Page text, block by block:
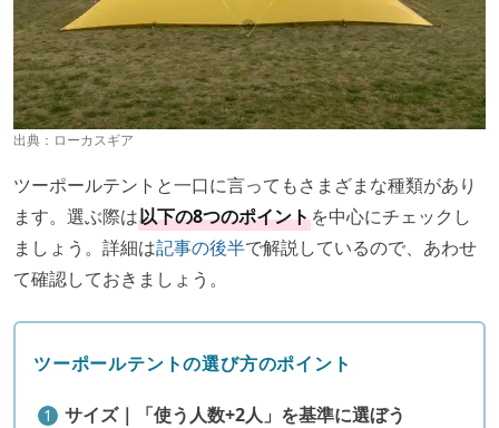
出典： ローカスギア
ツーポールテントと一口に言ってもさまざまな種類があり
ます。選ぶ際は以下の8つのポイントを中心にチェックし
ましょう。詳細は記事の後半で解説しているので、あわせ
て確認しておきましょう。
ツーポールテントの選び方のポイント
サイズ｜「使う人数+2人」を基準に選ぼう